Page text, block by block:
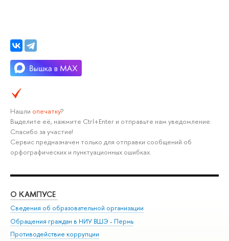
Нашли опечатку?
ыделите её, нажмите Ctrl+Enter и отправьте нам уведомление.
Спасибо за участие!
Сервис предназначен только для отправки сообщений о
орфографических и пунктуационных ошибках.
О КАМПУСЕ
Сведения об образовательной организации
Обращения граждан в НИУ ВШЭ - Пермь
Противодействие коррупции